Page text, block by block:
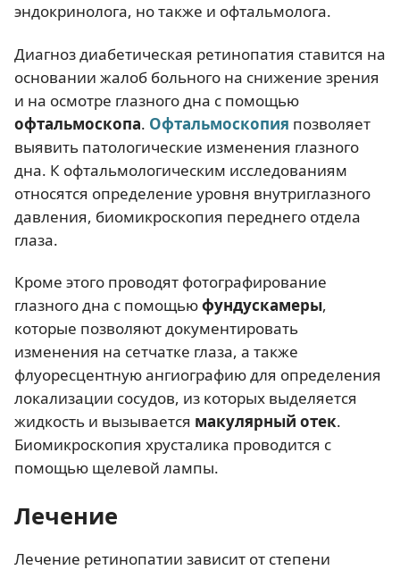
эндокринолога, но также и офтальмолога.
Диагноз диабетическая ретинопатия ставится на
основании жалоб больного на снижение зрения
и на осмотре глазного дна с помощью
офтальмоскопа. Офтальмоскопия позволяет
выявить патологические изменения глазного
дна. К офтальмологическим исследованиям
относятся определение уровня внутриглазного
давления, биомикроскопия переднего отдела
глаза.
Кроме этого проводят фотографирование
глазного дна с помощьюфундускамеры,
которые позволяют документировать
изменения на сетчатке глаза, а также
флуоресцентную ангиографию для определения
локализации сосудов, из которых выделяется
жидкость и вызывается макулярный отек.
Биомикроскопия хрусталика проводится с
помощью щелевой лампы.
Лечение
Лечение ретинопатии зависит от степени